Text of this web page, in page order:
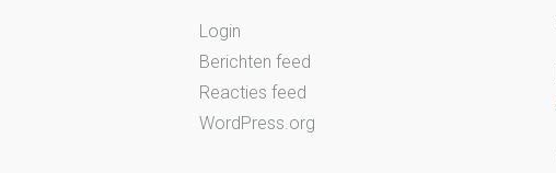
Login
Berichten feed
Reacties feed
WordPress.org